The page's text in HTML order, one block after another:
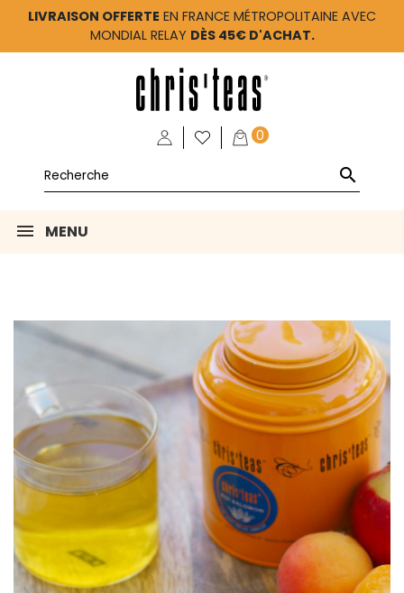
LIVRAISON OFFERTE EN FRANCE MÉTROPOLITAINE AVEC
MONDIAL RELAY DÈS 45€ D'ACHAT.
0

MENU